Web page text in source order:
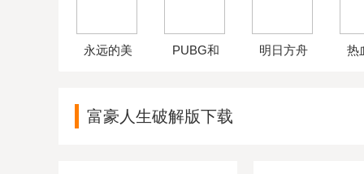
永远的美
解版
PUBG和
验服
明日方舟 热
富豪人生破解版下载